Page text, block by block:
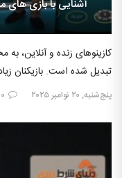
آشنایی با بازی های
کازینوهای زنده و آنلاین،
تبدیل شده است. بازیکنان
پنج‌شنبه, ۲۰ نوامبر ۲۰۲۵ ۰